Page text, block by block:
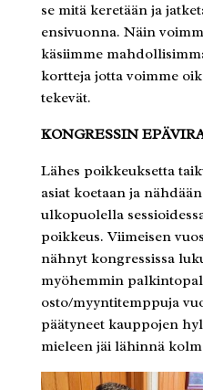
se mitä keretään ja
ensivuonna. Näin
käsiimme
kortteja jotta voimme
tekevät.
KONGRESSIN
Lähes poikkeuksetta
asiat koetaan ja
ulkopuolella
poikkeus. Viimeisen
nähnyt kongressissa
myöhemmin
osto/myyntitemppuja
päätyneet kauppojen
mieleen jäi lähinnä